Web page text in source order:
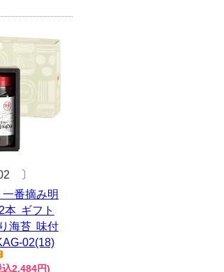
〕
番摘み明
本 ギフト
海苔 味付
02(18)
2,484円)